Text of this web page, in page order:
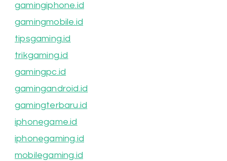
gamingiphone.id
gamingmobile.id
tipsgaming.id
trikgaming.id
gamingpc.id
gamingandroid.id
gamingterbaru.id
iphonegame.id
iphonegaming.id
mobilegaming.id